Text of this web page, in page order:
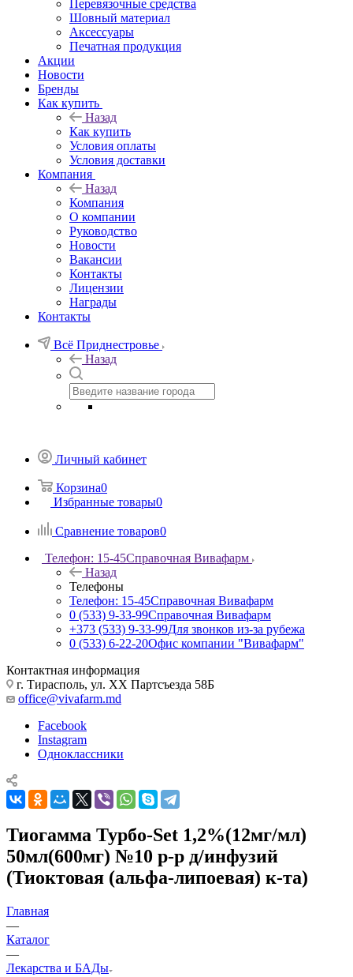
Перевязочные средства
Шовный материал
Аксессуары
Печатная продукция
Акции
Новости
Бренды
Как купить
Назад
Как купить
Условия оплаты
Условия доставки
Компания
Назад
Компания
О компании
Руководство
Новости
Вакансии
Контакты
Лицензии
Награды
Контакты
Всё Приднестровье
Назад
Личный кабинет
Корзина0
Избранные товары0
Сравнение товаров0
Телефон: 15-45Справочная Вивафарм
Назад
Телефоны
Телефон: 15-45Справочная Вивафарм
0 (533) 9-33-99Справочная Вивафарм
+373 (533) 9-33-99Для звонков из-за рубежа
0 (533) 6-22-20Офис компании "Вивафарм"
Контактная информация
г. Тирасполь, ул. ХХ Партсъезда 58Б
office@vivafarm.md
Facebook
Instagram
Одноклассники
Тиогамма Турбо-Set 1,2%(12мг/мл)
50мл(600мг) №10 р-р д/инфузий
(Тиоктовая (альфа-липоевая) к-та)
Главная
—
Каталог
—
Лекарства и БАДы